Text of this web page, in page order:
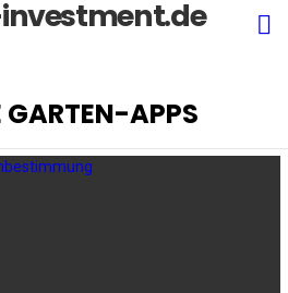
GARTEN-APPS